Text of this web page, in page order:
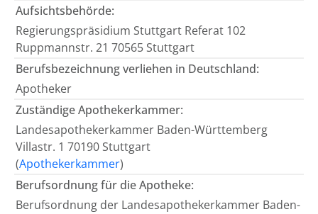
Aufsichtsbehörde:
Regierungspräsidium Stuttgart Referat 102
Ruppmannstr. 21 70565 Stuttgart
Berufsbezeichnung verliehen in Deutschland:
Apotheker
Zuständige Apothekerkammer:
Landesapothekerkammer Baden-Württemberg
Villastr. 1 70190 Stuttgart
(Apothekerkammer)
Berufsordnung für die Apotheke:
Berufsordnung der Landesapothekerkammer Baden-